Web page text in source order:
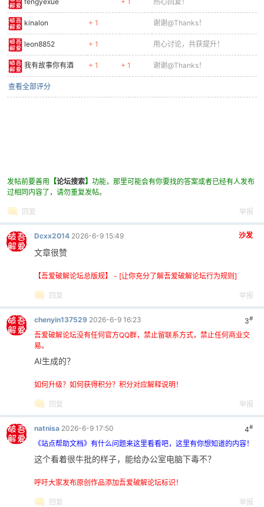
kinalon + 1 谢谢@Thanks！
leon8852 + 1 用心讨论，共获提升！
我有故事你有酒 + 1 + 1 谢谢@Thanks！
查看全部评分
发帖前要善用 【论坛搜索】 功能，那里可能会有你要找的答案或者已经有人发布
过相同内容了，请勿重复发帖。
回复 举报
沙发
Dcxx2014 2026-6-9 15:49
文章很赞
【吾爱破解论坛总版规】 - [让你充分了解吾爱破解论坛行为规则]
回复 举报
3#
chenyin137529 2026-6-9 16:23
吾爱破解论坛没有任何官方QQ群，禁止留联系方式，禁止任何商业交
易。
AI生成的？
如何升级？如何获得积分？积分对应解释说明！
回复 举报
4#
natnisa 2026-6-9 17:50
《站点帮助文档》有什么问题来这里看看吧，这里有你想知道的内容！
这个看着很牛批的样子，能给办公室电脑下毒不？
呼吁大家发布原创作品添加吾爱破解论坛标识！
回复 举报